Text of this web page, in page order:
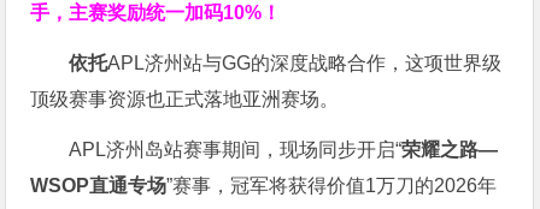
手，主赛奖励统一加码10% ！
依托APL济州站与GG的深度战略合作，这项世界级
顶级赛事资源也正式落地亚洲赛场。
APL济州岛站赛事期间，现场同步开启“荣耀之路—
WSOP直通专场”赛事，冠军将获得价值1万刀的2026年